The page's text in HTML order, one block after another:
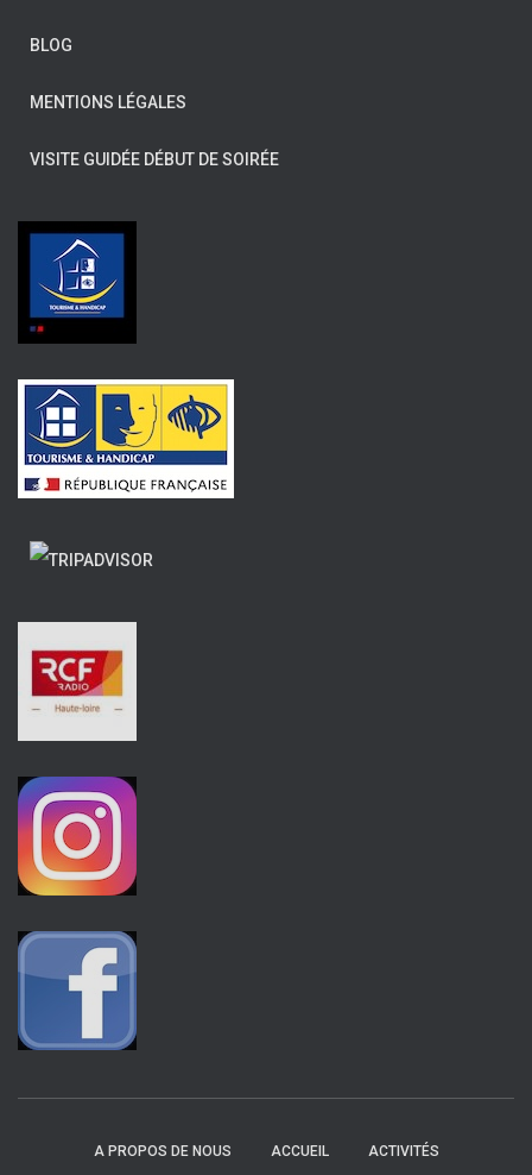
BLOG
MENTIONS LÉGALES
VISITE GUIDÉE DÉBUT DE SOIRÉE
A PROPOS DE NOUS ACCUEIL ACTIVITÉS